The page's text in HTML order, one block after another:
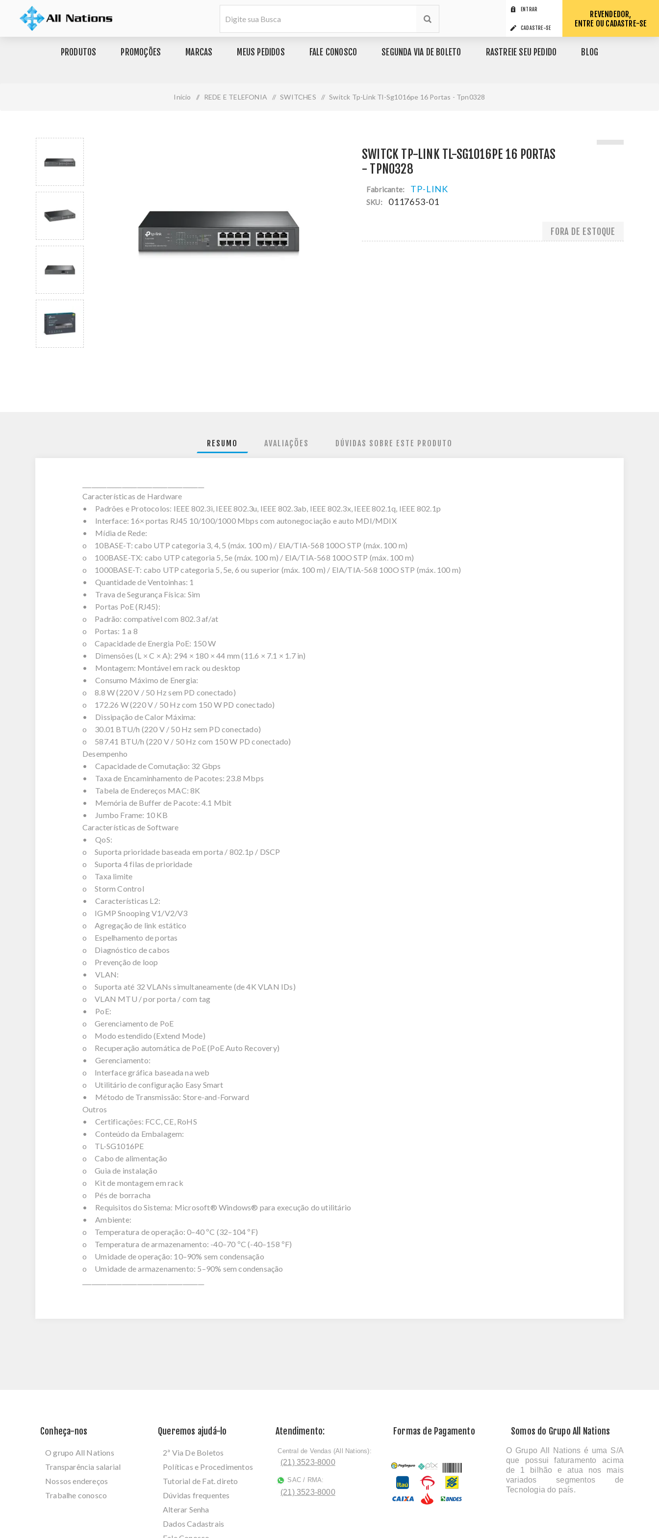
ENTRAR
CADASTRE-SE
REVENDEDOR,
ENTRE OU CADASTRE-SE
PRODUTOS PROMOÇÕES MARCAS MEUS PEDIDOS FALE CONOSCO SEGUNDA VIA DE BOLETO RASTREIE SEU PEDIDO BLOG
Início / REDE E TELEFONIA / SWITCHES / Switck Tp-Link Tl-Sg1016pe 16 Portas - Tpn0328
SWITCK TP-LINK TL-SG1016PE 16 PORTAS
- TPN0328
Fabricante: TP-LINK
SKU: 0117653-01
FORA DE ESTOQUE
RESUMO AVALIAÇÕES DÚVIDAS SOBRE ESTE PRODUTO
Características de Hardware
• Padrões e Protocolos: IEEE 802.3i, IEEE 802.3u, IEEE 802.3ab, IEEE 802.3x, IEEE 802.1q, IEEE 802.1p
• Interface: 16× portas RJ45 10/100/1000 Mbps com autonegociação e auto MDI/MDIX
• Mídia de Rede:
o 10BASE-T: cabo UTP categoria 3, 4, 5 (máx. 100 m) / EIA/TIA-568 100O STP (máx. 100 m)
o 100BASE-TX: cabo UTP categoria 5, 5e (máx. 100 m) / EIA/TIA-568 100O STP (máx. 100 m)
o 1000BASE-T: cabo UTP categoria 5, 5e, 6 ou superior (máx. 100 m) / EIA/TIA-568 100O STP (máx. 100 m)
• Quantidade de Ventoinhas: 1
• Trava de Segurança Física: Sim
• Portas PoE (RJ45):
o Padrão: compatível com 802.3 af/at
o Portas: 1 a 8
o Capacidade de Energia PoE: 150 W
• Dimensões (L × C × A): 294 × 180 × 44 mm (11.6 × 7.1 × 1.7 in)
• Montagem: Montável em rack ou desktop
• Consumo Máximo de Energia:
o 8.8 W (220 V / 50 Hz sem PD conectado)
o 172.26 W (220 V / 50 Hz com 150 W PD conectado)
• Dissipação de Calor Máxima:
o 30.01 BTU/h (220 V / 50 Hz sem PD conectado)
o 587.41 BTU/h (220 V / 50 Hz com 150 W PD conectado)
Desempenho
• Capacidade de Comutação: 32 Gbps
• Taxa de Encaminhamento de Pacotes: 23.8 Mbps
• Tabela de Endereços MAC: 8K
• Memória de Buffer de Pacote: 4.1 Mbit
• Jumbo Frame: 10 KB
Características de Software
• QoS:
o Suporta prioridade baseada em porta / 802.1p / DSCP
o Suporta 4 filas de prioridade
o Taxa limite
o Storm Control
• Características L2:
o IGMP Snooping V1/V2/V3
o Agregação de link estático
o Espelhamento de portas
o Diagnóstico de cabos
o Prevenção de loop
• VLAN:
o Suporta até 32 VLANs simultaneamente (de 4K VLAN IDs)
o VLAN MTU / por porta / com tag
• PoE:
o Gerenciamento de PoE
o Modo estendido (Extend Mode)
o Recuperação automática de PoE (PoE Auto Recovery)
• Gerenciamento:
o Interface gráfica baseada na web
o Utilitário de configuração Easy Smart
• Método de Transmissão: Store-and-Forward
Outros
• Certificações: FCC, CE, RoHS
• Conteúdo da Embalagem:
o TL-SG1016PE
o Cabo de alimentação
o Guia de instalação
o Kit de montagem em rack
o Pés de borracha
• Requisitos do Sistema: Microsoft® Windows® para execução do utilitário
• Ambiente:
o Temperatura de operação: 0–40 ºC (32–104 ºF)
o Temperatura de armazenamento: -40–70 ºC (-40–158 ºF)
o Umidade de operação: 10–90% sem condensação
o Umidade de armazenamento: 5–90% sem condensação
Conheça-nos
O grupo All Nations
Transparência salarial
Nossos endereços
Trabalhe conosco
Queremos ajudá-lo
2ª Via De Boletos
Políticas e Procedimentos
Tutorial de Fat. direto
Dúvidas frequentes
Alterar Senha
Dados Cadastrais
Atendimento:
ﾠCentral de Vendas (All Nations):
(21) 3523-8000
SAC / RMA:
(21) 3523-8000
Formas de Pagamento Somos do Grupo All Nations
O Grupo All Nations é uma S/A
que possui faturamento acima
de 1 bilhão e atua nos mais
variados segmentos de
Tecnologia do país.